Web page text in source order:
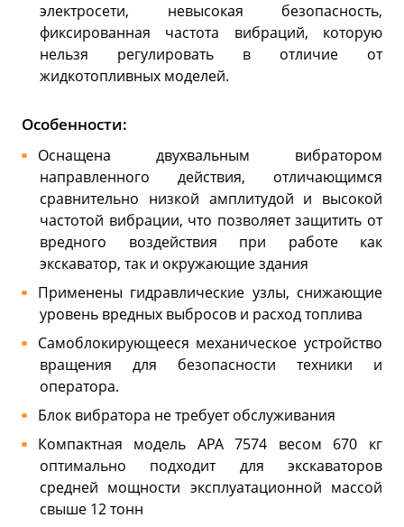
электросети, невысокая безопасность,
фиксированная частота вибраций, которую
нельзя регулировать в отличие от
жидкотопливных моделей.
Особенности:
Оснащена двухвальным вибратором
направленного действия, отличающимся
сравнительно низкой амплитудой и высокой
частотой вибрации, что позволяет защитить от
вредного воздействия при работе как
экскаватор, так и окружающие здания
Применены гидравлические узлы, снижающие
уровень вредных выбросов и расход топлива
Самоблокирующееся механическое устройство
вращения для безопасности техники и
оператора.
Блок вибратора не требует обслуживания
Компактная модель APA 7574 весом 670 кг
оптимально подходит для экскаваторов
средней мощности эксплуатационной массой
свыше 12 тонн